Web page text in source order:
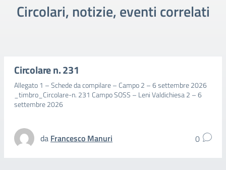
Circolari, notizie, eventi correlati
Circolare n. 231
Allegato 1 – Schede da compilare – Campo 2 – 6 settembre 2026
_timbro_Circolare-n. 231 Campo SOSS – Leni Valdichiesa 2 – 6
settembre 2026
da Francesco Manuri 0